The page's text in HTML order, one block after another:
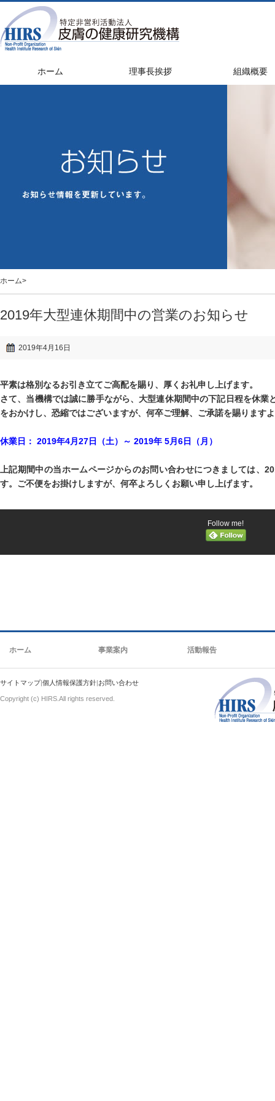
ホーム 理事長挨拶 組織概要
ホーム>
2019年大型連休期間中の営業のお知らせ
2019年4月16日
平素は格別なるお引き立てご高配を賜り、厚くお礼申し上げます。
さて、当機構では誠に勝手ながら、大型連休期間中の下記日程を休
をおかけし、恐縮ではございますが、何卒ご理解、ご承諾を賜ります
休業日： 2019年4月27日（土）～ 2019年 5月6日（月）
上記期間中の当ホームページからのお問い合わせにつきましては、
す。ご不便をお掛けしますが、何卒よろしくお願い申し上げます。
Follow me!
ホーム 事業案内 活動報告
サイトマップ|個人情報保護方針|お問い合わせ
Copyright (c) HIRS.All rights reserved.